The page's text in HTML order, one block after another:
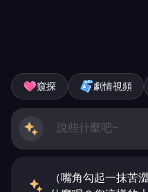
窺探 劇情視頻
（嘴角勾起一抹苦